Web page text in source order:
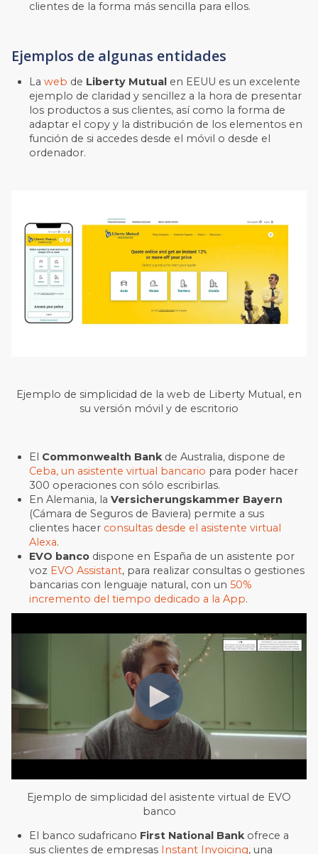
clientes de la forma más sencilla para ellos.
Ejemplos de algunas entidades
Laweb de Liberty Mutual en EEUU es un excelente
ejemplo de claridad y sencillez a la hora de presentar
los productos a sus clientes, así como la forma de
adaptar el copy y la distribución de los elementos en
función de si accedes desde el móvil o desde el
ordenador.
Ejemplo de simplicidad de la web de Liberty Mutual, en
su versión móvil y de escritorio
El Commonwealth Bankde Australia, dispone de
Ceba, un asistente virtual bancario para poder hacer
300 operaciones con sólo escribirlas.
En Alemania, laVersicherungskammer Bayern
(Cámara de Seguros de Baviera) permite a sus
clientes hacer consultas desde el asistente virtual
Alexa.
EVO banco dispone en España de un asistente por
voz EVO Assistant, para realizar consultas o gestiones
bancarias con lenguaje natural, con un50%
incremento del tiempo dedicado a la App.
Ejemplo de simplicidad del asistente virtual de EVO
banco
El banco sudafricano First National Bankofrece a
sus clientes de empresas Instant Invoicing, una